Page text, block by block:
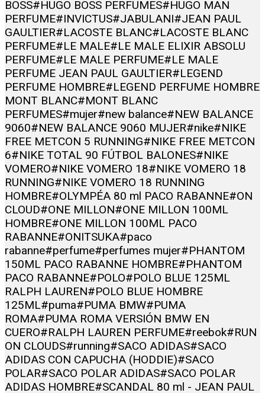
BOSS#HUGO BOSS PERFUMES#HUGO MAN
PERFUME#INVICTUS#JABULANI#JEAN PAUL
GAULTIER#LACOSTE BLANC#LACOSTE BLANC
PERFUME#LE MALE#LE MALE ELIXIR ABSOLU
PERFUME#LE MALE PERFUME#LE MALE
PERFUME JEAN PAUL GAULTIER#LEGEND
PERFUME HOMBRE#LEGEND PERFUME HOMBRE
MONT BLANC#MONT BLANC
PERFUMES#mujer#new balance#NEW BALANCE
9060#NEW BALANCE 9060 MUJER#nike#NIKE
FREE METCON 5 RUNNING#NIKE FREE METCON
6#NIKE TOTAL 90 FÚTBOL BALONES#NIKE
VOMERO#NIKE VOMERO 18#NIKE VOMERO 18
RUNNING#NIKE VOMERO 18 RUNNING
HOMBRE#OLYMPÉA 80 ml PACO RABANNE#ON
CLOUD#ONE MILLON#ONE MILLON 100ML
HOMBRE#ONE MILLON 100ML PACO
RABANNE#ONITSUKA#paco
rabanne#perfume#perfumes mujer#PHANTOM
150ML PACO RABANNE HOMBRE#PHANTOM
PACO RABANNE#POLO#POLO BLUE 125ML
RALPH LAUREN#POLO BLUE HOMBRE
125ML#puma#PUMA BMW#PUMA
ROMA#PUMA ROMA VERSIÓN BMW EN
CUERO#RALPH LAUREN PERFUME#reebok#RUN
ON CLOUDS#running#SACO ADIDAS#SACO
ADIDAS CON CAPUCHA (HODDIE)#SACO
POLAR#SACO POLAR ADIDAS#SACO POLAR
ADIDAS HOMBRE#SCANDAL 80 ml - JEAN PAUL